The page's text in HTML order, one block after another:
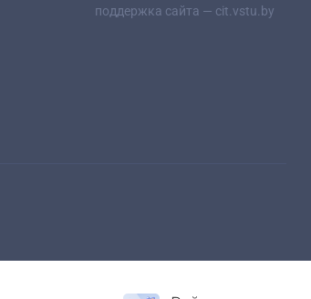
поддержка сайта — cit.vstu.by